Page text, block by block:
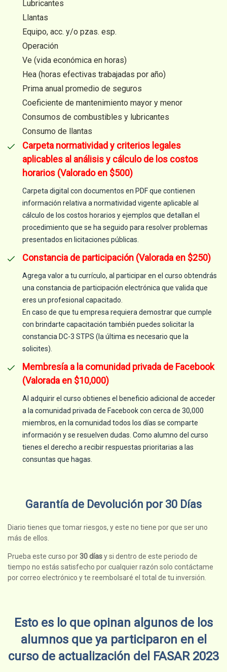
Lubricantes
Llantas
Equipo, acc. y/o pzas. esp.
Operación
Ve (vida económica en horas)
Hea (horas efectivas trabajadas por año)
Prima anual promedio de seguros
Coeficiente de mantenimiento mayor y menor
Consumos de combustibles y lubricantes
Consumo de llantas
Carpeta normatividad y criterios legales
aplicables al análisis y cálculo de los costos
horarios (Valorado en $500)
Carpeta digital con documentos en PDF que contienen
información relativa a normatividad vigente aplicable al
cálculo de los costos horarios y ejemplos que detallan el
procedimiento que se ha seguido para resolver problemas
presentados en licitaciones públicas.
Constancia de participación (Valorada en $250)
Agrega valor a tu currículo, al participar en el curso obtendrás
una constancia de participación electrónica que valida que
eres un profesional capacitado.
En caso de que tu empresa requiera demostrar que cumple
con brindarte capacitación también puedes solicitar la
constancia DC-3 STPS (la última es necesario que la
solicites).
Membresía a la comunidad privada de Facebook
(Valorada en $10,000)
Al adquirir el curso obtienes el beneficio adicional de acceder
a la comunidad privada de Facebook con cerca de 30,000
miembros, en la comunidad todos los días se comparte
información y se resuelven dudas. Como alumno del curso
tienes el derecho a recibir respuestas prioritarias a las
consuntas que hagas.
Garantía de Devolución por 30 Días
Diario tienes que tomar riesgos, y este no tiene por que ser uno
más de ellos.
Prueba este curso por30 díasy si dentro de este periodo de
tiempo no estás satisfecho por cualquier razón solo contáctame
por correo electrónico y te reembolsaré el total de tu inversión.
Esto es lo que opinan algunos de los
alumnos que ya participaron en el
curso de actualización del FASAR 2023